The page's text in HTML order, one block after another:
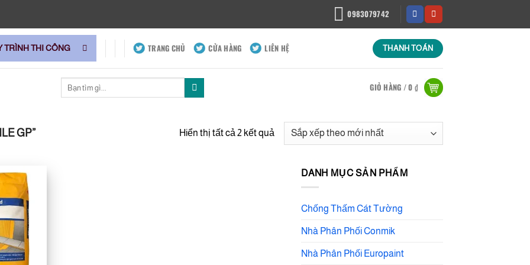
0983079742
TRÌNH THI CÔNG TRANG CHỦ CỬA HÀNG LIÊN HỆ THANH TOÁN
kiếm:
GIỎ HÀNG /0 ₫
GP” Hiển thị tất cả 2 kết quảĐã
sắp
DANH MỤC SẢN PHẨM
Chống Thấm Cát Tường
Nhà Phân Phối Conmik
Nhà Phân Phối Europaint